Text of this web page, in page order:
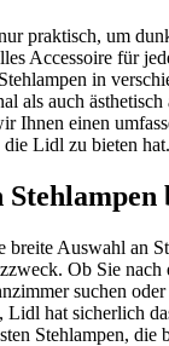
praktisch, um
Accessoire für
in
als auch ästhetisch
Ihnen einen
die Lidl zu bieten hat.
Auswahl an
Ob Sie
suchen
Lidl hat sicherlich
Stehlampen,